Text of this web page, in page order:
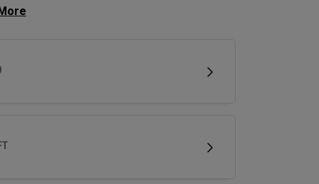
Formgebung erhöht die
zu optimieren. Zudem definiert die